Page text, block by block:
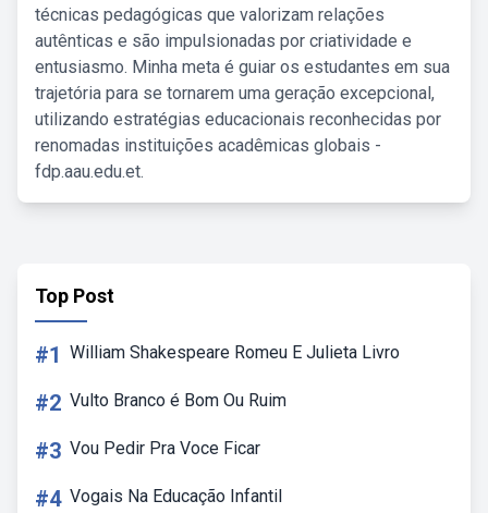
técnicas pedagógicas que valorizam relações
autênticas e são impulsionadas por criatividade e
entusiasmo. Minha meta é guiar os estudantes em sua
trajetória para se tornarem uma geração excepcional,
utilizando estratégias educacionais reconhecidas por
renomadas instituições acadêmicas globais -
fdp.aau.edu.et.
Top Post
#1 William Shakespeare Romeu E Julieta Livro
#2 Vulto Branco é Bom Ou Ruim
#3 Vou Pedir Pra Voce Ficar
#4 Vogais Na Educação Infantil